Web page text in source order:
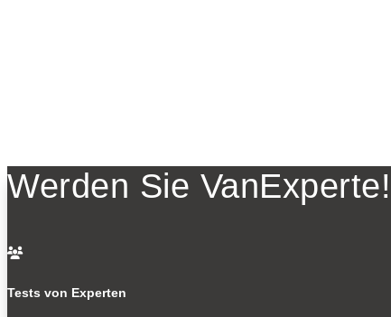
Werden Sie VanExperte!

Tests von Experten